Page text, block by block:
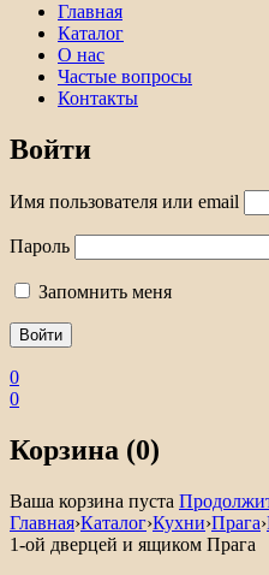
Главная
Каталог
О нас
Частые вопросы
Контакты
Войти
Имя пользователя или email
Пароль
Запомнить меня
0
0
Корзина (0)
Ваша корзина пуста
Главная›Каталог›Кухни›Прага›
1-ой дверцей и ящиком Прага